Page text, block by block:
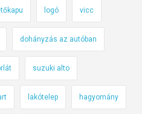
logó vicc
dohányzás az autóban
suzuki alto
lakótelep hagyomány